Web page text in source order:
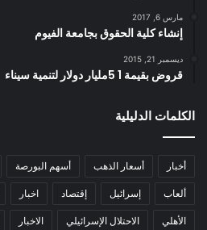
مارس 6, 2017
إنشاء كلية الحقوق بجامعة الفيوم
ديسمبر 21, 2015
قروض بقيمة 1 5مليار دولار لتنمية سيناء
الكلمات الدليلية
أخبار أسعار الذهب أسهم البورصة
ألعاب إسرائيل إقتصاد اخبار
الأهلي الاحتلال الإسرائيلي الاخبار